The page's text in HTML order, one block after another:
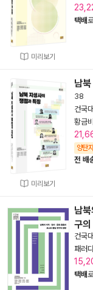
미리보기
택배
미리보기
남
38
건국
황금비
양탄
전 배
남
구의
건국
패러
택배